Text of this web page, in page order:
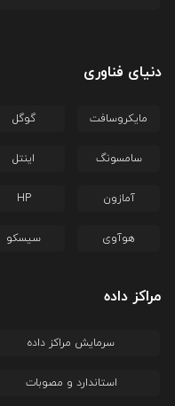
دنیای فناوری
مایکروسافت گوگل
سامسونگ اینتل
آمازون HP
هوآوی سیسکو
مراکز داده
سرمایش مراکز داده
استاندارد و مصوبات